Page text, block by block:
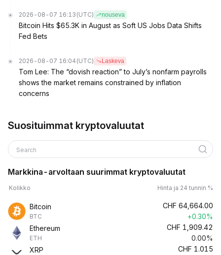
2026-08-07 16:13 (UTC) nouseva
Bitcoin Hits $65.3K in August as Soft US Jobs Data Shifts
Fed Bets
2026-08-07 16:04 (UTC) Laskeva
Tom Lee: The “dovish reaction” to July’s nonfarm payrolls
shows the market remains constrained by inflation
concerns
Suosituimmat kryptovaluutat
Search
Markkina-arvoltaan suurimmat kryptovaluutat
Kolikko Hinta ja 24 tunnin %
Bitcoin
BTC
CHF 64,664.00
+0.30%
Ethereum
ETH
CHF 1,909.42
0.00%
XRP
CHF 1.015